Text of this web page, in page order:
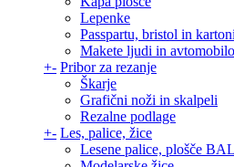
Lepenke
Passpartu, bristol in kartoni
Makete ljudi in
+- Pribor za rezanje
Škarje
Grafični noži in skalpeli
Rezalne podlage
+- Les, palice, žice
Lesene palice, plošče